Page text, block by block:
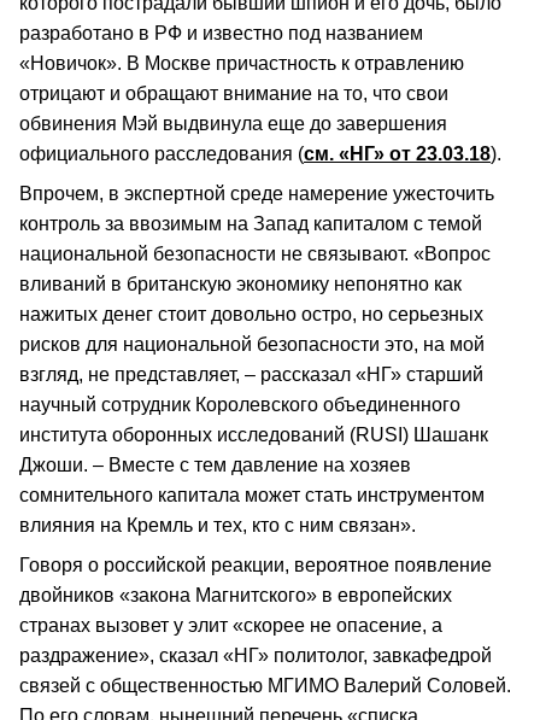
разработано в РФ и известно под названием
«Новичок». В Москве причастность к отравлению
отрицают и обращают внимание на то, что свои
обвинения Мэй выдвинула еще до завершения
официального расследования (см. «НГ» от 23.03.18).
Впрочем, в экспертной среде намерение ужесточить
контроль за ввозимым на Запад капиталом с темой
национальной безопасности не связывают. «Вопрос
вливаний в британскую экономику непонятно как
нажитых денег стоит довольно остро, но серьезных
рисков для национальной безопасности это, на мой
взгляд, не представляет, – рассказал «НГ» старший
научный сотрудник Королевского объединенного
института оборонных исследований (RUSI) Шашанк
Джоши. – Вместе с тем давление на хозяев
сомнительного капитала может стать инструментом
влияния на Кремль и тех, кто с ним связан».
Говоря о российской реакции, вероятное появление
двойников «закона Магнитского» в европейских
странах вызовет у элит «скорее не опасение, а
раздражение», сказал «НГ» политолог, завкафедрой
связей с общественностью МГИМО Валерий Соловей.
По его словам, нынешний перечень «списка